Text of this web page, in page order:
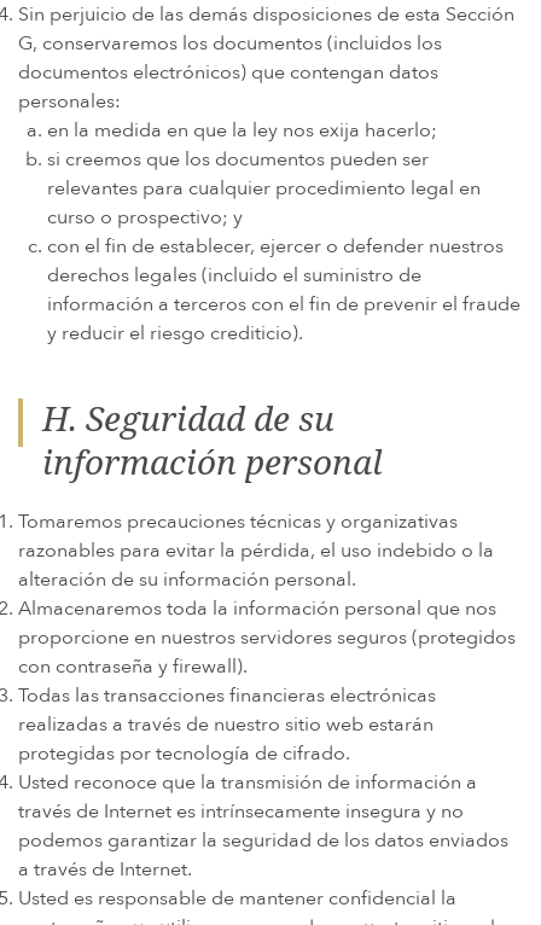
Sin perjuicio de las demás disposiciones de esta Sección
G, conservaremos los documentos (incluidos los
documentos electrónicos) que contengan datos
personales:
en la medida en que la ley nos exija hacerlo;
si creemos que los documentos pueden ser
relevantes para cualquier procedimiento legal en
curso o prospectivo; y
con el fin de establecer, ejercer o defender nuestros
derechos legales (incluido el suministro de
información a terceros con el fin de prevenir el fraude
y reducir el riesgo crediticio).
H. Seguridad de su
información personal
Tomaremos precauciones técnicas y organizativas
razonables para evitar la pérdida, el uso indebido o la
alteración de su información personal.
Almacenaremos toda la información personal que nos
proporcione en nuestros servidores seguros (protegidos
con contraseña y firewall).
Todas las transacciones financieras electrónicas
realizadas a través de nuestro sitio web estarán
protegidas por tecnología de cifrado.
Usted reconoce que la transmisión de información a
través de Internet es intrínsecamente insegura y no
podemos garantizar la seguridad de los datos enviados
a través de Internet.
Usted es responsable de mantener confidencial la